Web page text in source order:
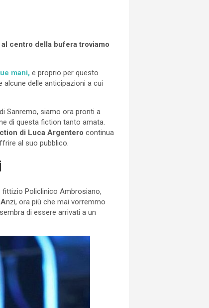
centro della bufera troviamo
mani, e proprio per questo
delle anticipazioni a cui
Sanremo, siamo ora pronti a
di questa fiction tanto amata.
di Luca Argentero continua
al suo pubblico.
fittizio Policlinico Ambrosiano,
nzi, ora più che mai vorremmo
di essere arrivati a un